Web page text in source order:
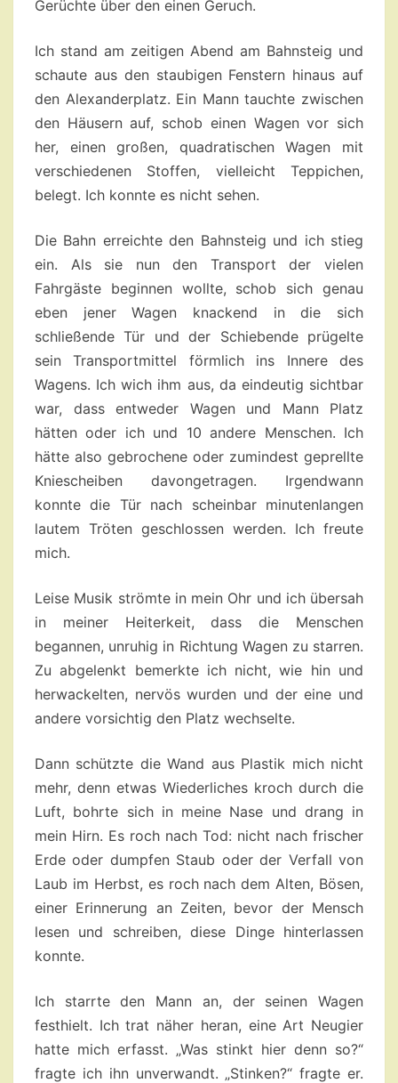
Gerüchte über den einen Geruch.
Ich stand am zeitigen Abend am Bahnsteig und
schaute aus den staubigen Fenstern hinaus auf
den Alexanderplatz. Ein Mann tauchte zwischen
den Häusern auf, schob einen Wagen vor sich
her, einen großen, quadratischen Wagen mit
verschiedenen Stoffen, vielleicht Teppichen,
belegt. Ich konnte es nicht sehen.
Die Bahn erreichte den Bahnsteig und ich stieg
ein. Als sie nun den Transport der vielen
Fahrgäste beginnen wollte, schob sich genau
eben jener Wagen knackend in die sich
schließende Tür und der Schiebende prügelte
sein Transportmittel förmlich ins Innere des
Wagens. Ich wich ihm aus, da eindeutig sichtbar
war, dass entweder Wagen und Mann Platz
hätten oder ich und 10 andere Menschen. Ich
hätte also gebrochene oder zumindest geprellte
Kniescheiben davongetragen. Irgendwann
konnte die Tür nach scheinbar minutenlangen
lautem Tröten geschlossen werden. Ich freute
mich.
Leise Musik strömte in mein Ohr und ich übersah
in meiner Heiterkeit, dass die Menschen
begannen, unruhig in Richtung Wagen zu starren.
Zu abgelenkt bemerkte ich nicht, wie hin und
herwackelten, nervös wurden und der eine und
andere vorsichtig den Platz wechselte.
Dann schützte die Wand aus Plastik mich nicht
mehr, denn etwas Wiederliches kroch durch die
Luft, bohrte sich in meine Nase und drang in
mein Hirn. Es roch nach Tod: nicht nach frischer
Erde oder dumpfen Staub oder der Verfall von
Laub im Herbst, es roch nach dem Alten, Bösen,
einer Erinnerung an Zeiten, bevor der Mensch
lesen und schreiben, diese Dinge hinterlassen
konnte.
Ich starrte den Mann an, der seinen Wagen
festhielt. Ich trat näher heran, eine Art Neugier
hatte mich erfasst. „Was stinkt hier denn so?“
fragte ich ihn unverwandt. „Stinken?“ fragte er.